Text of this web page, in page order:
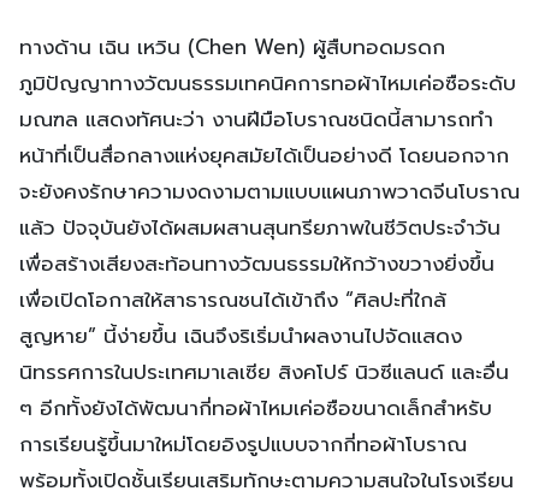
ทางด้าน เฉิน เหวิน (Chen Wen) ผู้สืบทอดมรดก
ภูมิปัญญาทางวัฒนธรรมเทคนิคการทอผ้าไหมเค่อซือระดับ
มณฑล แสดงทัศนะว่า งานฝีมือโบราณชนิดนี้สามารถทำ
หน้าที่เป็นสื่อกลางแห่งยุคสมัยได้เป็นอย่างดี โดยนอกจาก
จะยังคงรักษาความงดงามตามแบบแผนภาพวาดจีนโบราณ
แล้ว ปัจจุบันยังได้ผสมผสานสุนทรียภาพในชีวิตประจำวัน
เพื่อสร้างเสียงสะท้อนทางวัฒนธรรมให้กว้างขวางยิ่งขึ้น
เพื่อเปิดโอกาสให้สาธารณชนได้เข้าถึง “ศิลปะที่ใกล้
สูญหาย” นี้ง่ายขึ้น เฉินจึงริเริ่มนำผลงานไปจัดแสดง
นิทรรศการในประเทศมาเลเซีย สิงคโปร์ นิวซีแลนด์ และอื่น
ๆ อีกทั้งยังได้พัฒนากี่ทอผ้าไหมเค่อซือขนาดเล็กสำหรับ
การเรียนรู้ขึ้นมาใหม่โดยอิงรูปแบบจากกี่ทอผ้าโบราณ
พร้อมทั้งเปิดชั้นเรียนเสริมทักษะตามความสนใจในโรงเรียน